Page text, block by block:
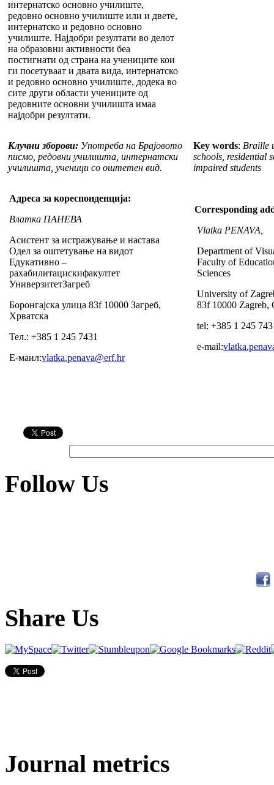
интернатско основно училиште,
редовно основно училиште или и двете,
интернатско и редовно основно
училиште. Најдобри резултати во делот
на образовни активности беа
постигнати од страна на учениците кои
ги посетуваат и двата вида, интернатско
и редовно основно училиште, додека во
сите други области учениците од
редовните основни училишта имаа
најдобри резултати.
Клучни зборови: Употреба на Брајовото
писмо, редовни училишта, интернатски
училишта, ученици со оштетен вид.
Key words: Braille
schools, residential
impaired students
Адреса за кореспонденција:
Влатка ПАНЕВА
Асистент за истражување и настава
Одел за оштетување на видот
Едукативно –
рахабилитацискифакултет
УниверзитетЗагреб
Боронгајска улица 83f 10000 Загреб,
Хрватска
Тел.: +385 1 245 7431
Е-маил:vlatka.penava@erf.hr
Corresponding
Vlatka PENAVA,
Department of
Faculty of
Sciences
University of
83f 10000 Zagreb,
tel: +385 1 245
e-mail:
Follow Us
Share Us
Journal metrics